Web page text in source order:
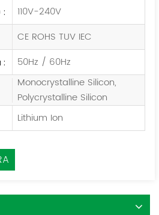
: 110V-240V
CE ROHS TUV IEC
: 50Hz / 60Hz
Monocrystalline Silicon,
Polycrystalline Silicon
Lithium Ion